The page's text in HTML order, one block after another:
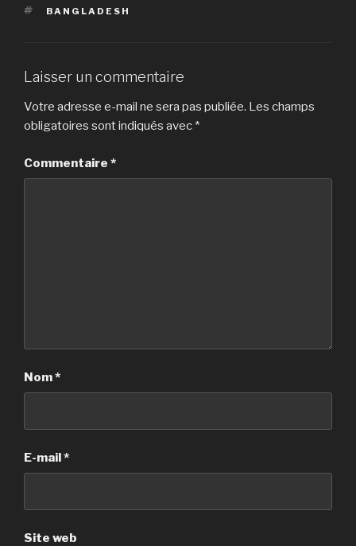
ÉTIQUETTES
BANGLADESH
Laisser un commentaire
Votre adresse e-mail ne sera pas publiée. Les champs
obligatoires sont indiqués avec *
Commentaire *
Nom*
E-mail*
Site web